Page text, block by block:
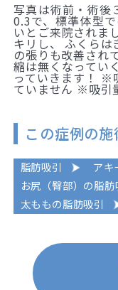
写真は術前・術後
0.3で、標準体型
いとご来院されま
キリし、 ふくら
の張りも改善され
縮は無くなってい
っていきます！ ※
ていません ※吸引
この症例の
脂肪吸引
アキ
お尻（臀部）の脂肪
太ももの脂肪吸引